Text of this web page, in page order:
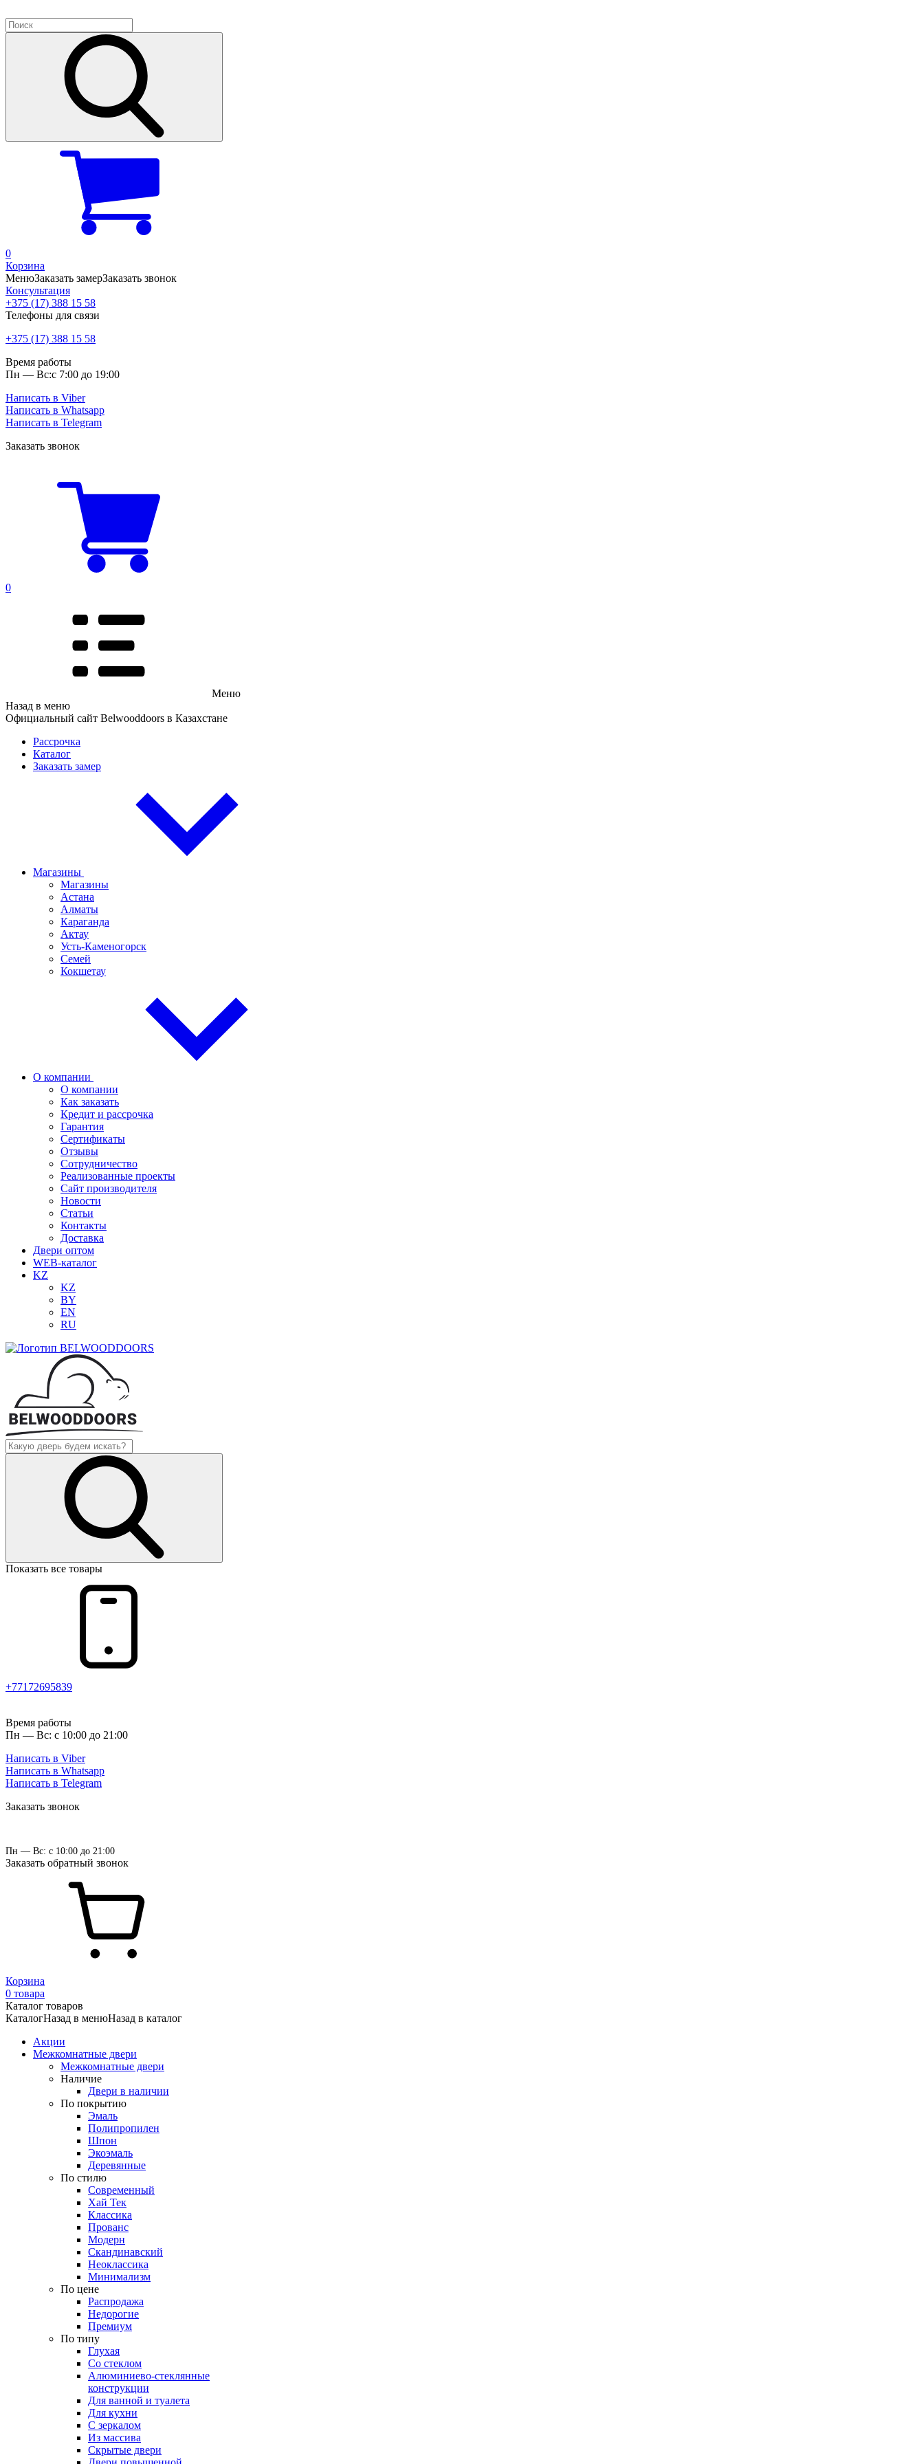
0
Корзина
МенюЗаказать замерЗаказать звонок
Консультация
+375 (17) 388 15 58
Телефоны для связи
+375 (17) 388 15 58
Время работы
Пн — Вс:с 7:00 до 19:00
Написать в Viber
Написать в Whatsapp
Написать в Telegram
Заказать звонок
0
Меню
Назад в меню
Официальный сайт Belwooddoors в Казахстане
Рассрочка
Каталог
Заказать замер
Магазины
Магазины
Астана
Алматы
Караганда
Актау
Усть-Каменогорск
Семей
Кокшетау
О компании
О компании
Как заказать
Кредит и рассрочка
Гарантия
Сертификаты
Отзывы
Сотрудничество
Реализованные проекты
Сайт производителя
Новости
Статьи
Контакты
Доставка
Двери оптом
WEB-каталог
KZ
KZ
BY
EN
RU
Показать все товары
+77172695839
Время работы
Пн — Вс: с 10:00 до 21:00
Написать в Viber
Написать в Whatsapp
Написать в Telegram
Заказать звонок
Пн — Вс: с 10:00 до 21:00
Заказать обратный звонок
Корзина
0 товара
Каталог товаров
КаталогНазад в менюНазад в каталог
Акции
Межкомнатные двери
Межкомнатные двери
Наличие
Двери в наличии
По покрытию
Эмаль
Полипропилен
Шпон
Экоэмаль
Деревянные
По стилю
Современный
Хай Тек
Классика
Прованс
Модерн
Скандинавский
Неоклассика
Минимализм
По цене
Распродажа
Недорогие
Премиум
По типу
Глухая
Со стеклом
Алюминиево-стеклянные
конструкции
Для ванной и туалета
Для кухни
С зеркалом
Из массива
Скрытые двери